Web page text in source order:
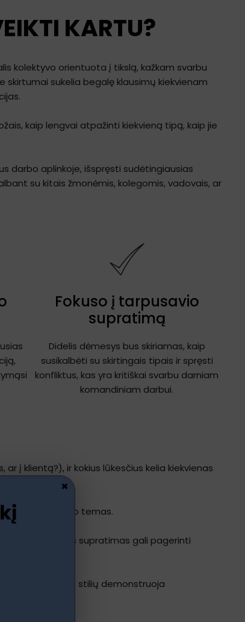
KARTU?
kolektyvo orientuota į tikslą, kažkam svarbu
skirtumai sukelia begalę klausimų kiekvienam
kaip lengvai atpažinti kiekvieną tipą, kaip jie
darbo aplinkoje, išspręsti sudėtingiausias
su kitais žmonėmis, kolegomis, vadovais, ar
Fokuso į tarpusavio
supratimą
Didelis dėmesys bus skiriamas, kaip
susikalbėti su skirtingais tipais ir spręsti
konfliktus, kas yra kritiškai svarbu darniam
komandiniam darbui.
į klientą?), ir kokius lūkesčius kelia kiekvienas
pokalbio temas.
– ir kaip šis supratimas gali pagerinti
kokį lyderystės stilių demonstruoja
×